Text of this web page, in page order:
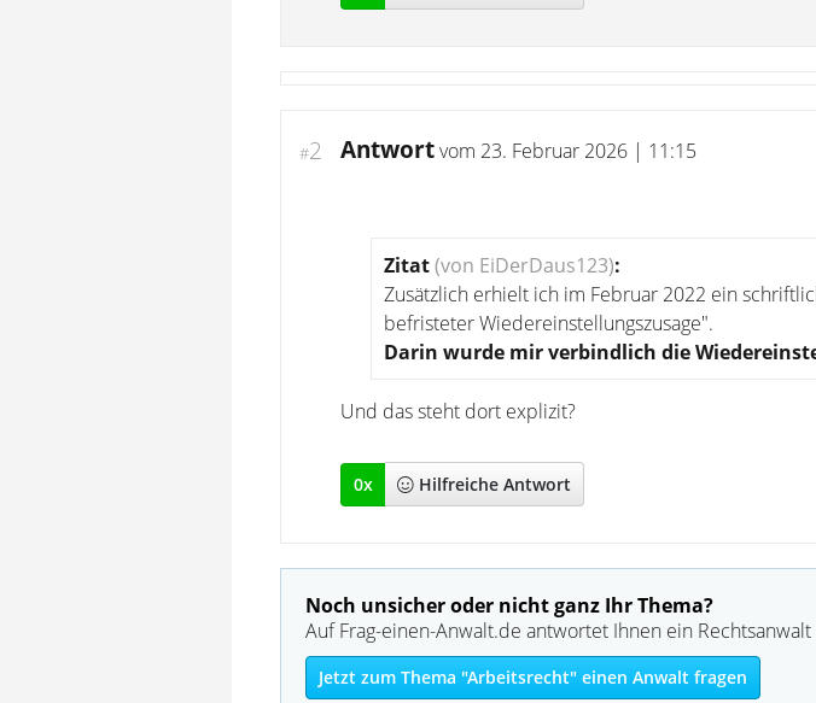
#2 Antwortvom 23. Februar 2026 | 11:15
Zitat(von EiDerDaus123):
Zusätzlich erhielt ich im Februar 2022 ein
befristeter Wiedereinstellungszusage".
Darin wurde mir verbindlich die
Und das steht dort explizit?
0x Hilfreiche Antwort
Noch unsicher oder nicht ganz Ihr Thema?
Auf Frag-einen-Anwalt.de antwortet Ihnen ein
Jetzt zum Thema "Arbeitsrecht" einen Anwalt fragen